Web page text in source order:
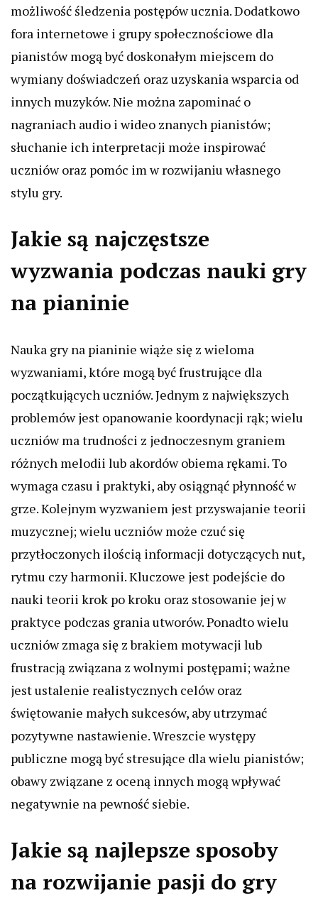
możliwość śledzenia postępów ucznia. Dodatkowo
fora internetowe i grupy społecznościowe dla
pianistów mogą być doskonałym miejscem do
wymiany doświadczeń oraz uzyskania wsparcia od
innych muzyków. Nie można zapominać o
nagraniach audio i wideo znanych pianistów;
słuchanie ich interpretacji może inspirować
uczniów oraz pomóc im w rozwijaniu własnego
stylu gry.
Jakie są najczęstsze
wyzwania podczas nauki gry
na pianinie
Nauka gry na pianinie wiąże się z wieloma
wyzwaniami, które mogą być frustrujące dla
początkujących uczniów. Jednym z największych
problemów jest opanowanie koordynacji rąk; wielu
uczniów ma trudności z jednoczesnym graniem
różnych melodii lub akordów obiema rękami. To
wymaga czasu i praktyki, aby osiągnąć płynność w
grze. Kolejnym wyzwaniem jest przyswajanie teorii
muzycznej; wielu uczniów może czuć się
przytłoczonych ilością informacji dotyczących nut,
rytmu czy harmonii. Kluczowe jest podejście do
nauki teorii krok po kroku oraz stosowanie jej w
praktyce podczas grania utworów. Ponadto wielu
uczniów zmaga się z brakiem motywacji lub
frustracją związana z wolnymi postępami; ważne
jest ustalenie realistycznych celów oraz
świętowanie małych sukcesów, aby utrzymać
pozytywne nastawienie. Wreszcie występy
publiczne mogą być stresujące dla wielu pianistów;
obawy związane z oceną innych mogą wpływać
negatywnie na pewność siebie.
Jakie są najlepsze sposoby
na rozwijanie pasji do gry